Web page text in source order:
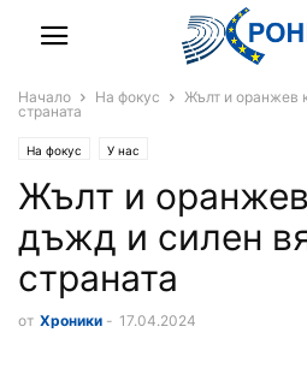
Начало На фокус
Жълт и оранжев
страната
На фокус У нас
Жълт и
дъжд и силен
страната
от Хроники - 17.04.2024